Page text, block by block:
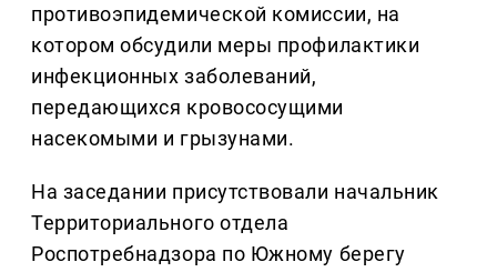
противоэпидемической комиссии, на
котором обсудили меры профилактики
инфекционных заболеваний,
передающихся кровососущими
насекомыми и грызунами.
На заседании присутствовали начальник
Территориального отдела
Роспотребнадзора по Южному берегу